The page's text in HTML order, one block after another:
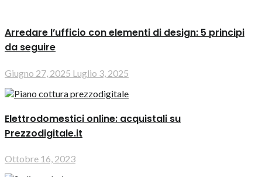
Arredare l’ufficio con elementi di design: 5 principi
da seguire
Giugno 27, 2025 Luglio 3, 2025
Elettrodomestici online: acquistali su
Prezzodigitale.it
Ottobre 16, 2023